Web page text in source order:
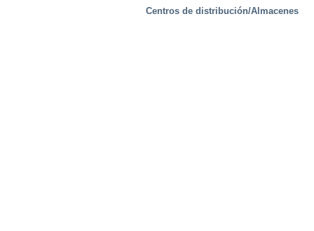
Centros de distribución/Almacenes